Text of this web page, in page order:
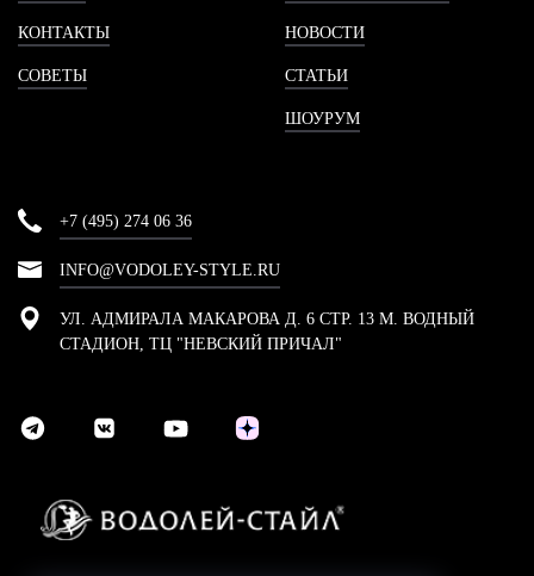
КОНТАКТЫ
СОВЕТЫ
НОВОСТИ
СТАТЬИ
ШОУРУМ
+7 (495) 274 06 36
INFO@VODOLEY-STYLE.RU
УЛ. АДМИРАЛА МАКАРОВА Д. 6 СТР. 13 М. ВОДНЫЙ
СТАДИОН, ТЦ "НЕВСКИЙ ПРИЧАЛ"